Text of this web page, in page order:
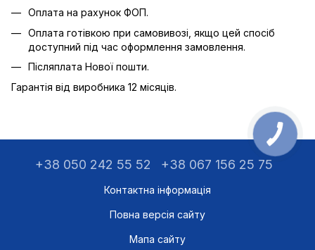
Оплата на рахунок ФОП.
Оплата готівкою при самовивозі, якщо цей спосіб
доступний під час оформлення замовлення.
Післяплата Нової пошти.
Гарантія від виробника 12 місяців.
+38 050 242 55 52 +38 067 156 25 75
Контактна інформація
Повна версія сайту
Мапа сайту